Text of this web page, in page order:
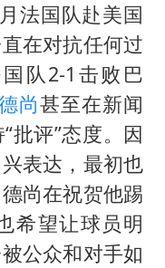
法国队赴美国
在对抗任何过
队2-1击败巴
尚甚至在新闻
批评”态度。因
表达，最初也
尚在祝贺他踢
希望让球员明
公众和对手如